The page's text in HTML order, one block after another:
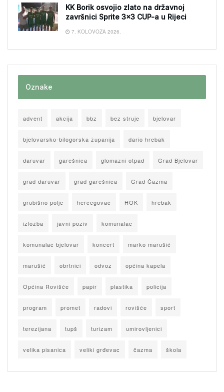
KK Borik osvojio zlato na državnoj
završnici Sprite 3×3 CUP-a u Rijeci
7. KOLOVOZA 2026.
Oznake
advent akcija bbz bez struje bjelovar
bjelovarsko-bilogorska županija dario hrebak
daruvar garešnica glomazni otpad Grad Bjelovar
grad daruvar grad garešnica Grad Čazma
grubišno polje hercegovac HOK hrebak
izložba javni poziv komunalac
komunalac bjelovar koncert marko marušić
marušić obrtnici odvoz općina kapela
Općina Rovišće papir plastika policija
program promet radovi rovišće sport
terezijana tupš turizam umirovljenici
velika pisanica veliki grđevac čazma škola